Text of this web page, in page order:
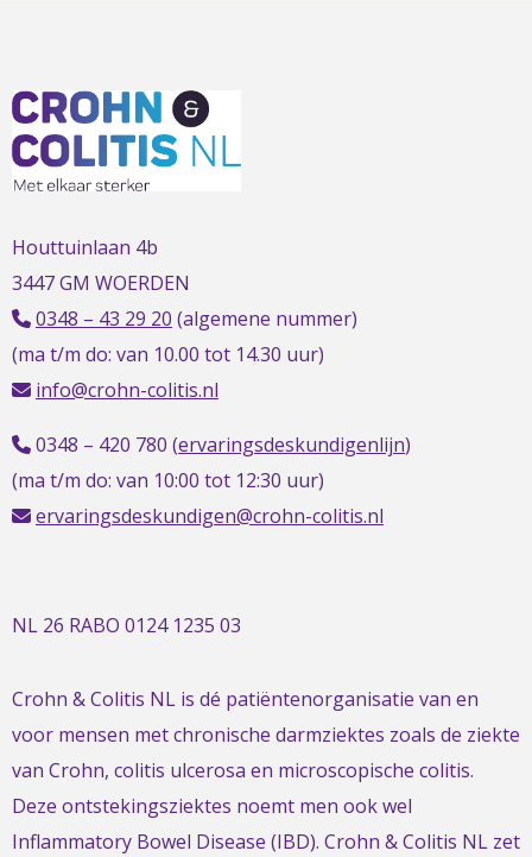
Houttuinlaan 4b
3447 GM WOERDEN
0348 – 43 29 20 (algemene nummer)
(ma t/m do: van 10.00 tot 14.30 uur)
info@crohn-colitis.nl
0348 – 420 780 (ervaringsdeskundigenlijn)
(ma t/m do: van 10:00 tot 12:30 uur)
ervaringsdeskundigen@crohn-colitis.nl
NL 26 RABO 0124 1235 03
Crohn & Colitis NL is dé patiëntenorganisatie van en
voor mensen met chronische darmziektes zoals de ziekte
van Crohn, colitis ulcerosa en microscopische colitis.
Deze ontstekingsziektes noemt men ook wel
Inflammatory Bowel Disease (IBD). Crohn & Colitis NL zet